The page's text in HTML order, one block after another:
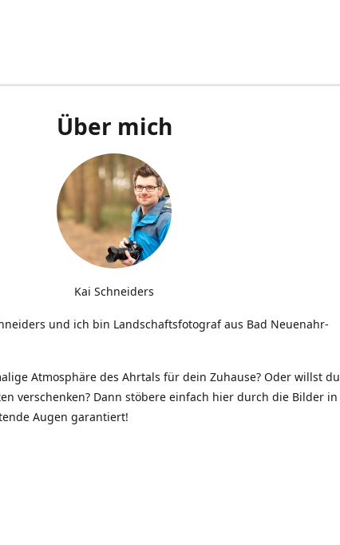
Über mich
Kai Schneiders
und ich bin Landschaftsfotograf aus Bad Neuenahr-
Atmosphäre des Ahrtals für dein Zuhause? Oder willst du
verschenken? Dann stöbere einfach hier durch die Bilder in
Augen garantiert!